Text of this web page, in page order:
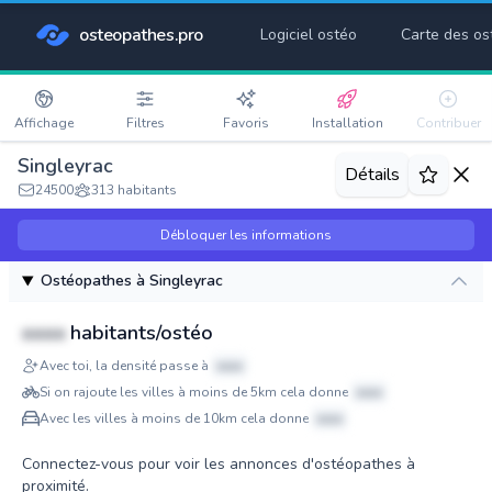
osteopathes.pro Logiciel ostéo Carte des
Affichage Filtres Favoris Installation Contribuer
Singleyrac
24500 313 habitants
Détails
Débloquer les informations
Ostéopathes à Singleyrac
xxxx habitants/ostéo
Avec toi, la densité passe à
xxxx
Si on rajoute les villes à moins de 5km cela donne
xxxx
Avec les villes à moins de 10km cela donne
xxxx
Connectez-vous pour voir les annonces d'ostéopathes à
proximité.